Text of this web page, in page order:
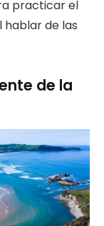
practicar el
hablar de las
de la